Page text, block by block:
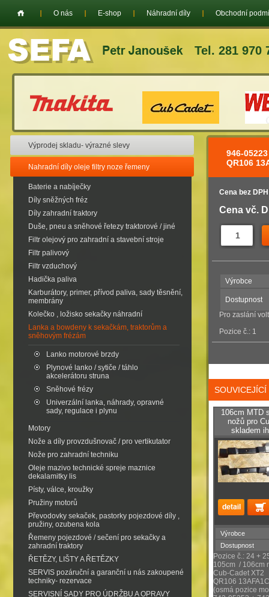
Tel. 281 970
O nás E-shop Náhradní díly Obchodní
Výprodej skladu- výrazné slevy
Nahradní díly oleje filtry noze řemeny
Baterie a nabíječky
Díly sněžných fréz
Díly zahradní traktory
Duše, pneu a sněhové řetezy traktorové / jiné
Filtr olejový pro zahradní a stavební stroje
Filtr palivový
Filtr vzduchový
Hadička paliva
Karburátory, primer, přívod paliva, sady těsnění,
membrány
Kolečko , ložisko sekačky náhradní
Lanka a bowdeny k sekačkám, traktorům a
sněhovým frézám
Lanko motorové brzdy
Plynové lanko / sytiče / táhlo
akcelerátoru struna
Sněhové frézy
Univerzální lanka, náhrady, opravné
sady, regulace i plynu
Motory
Nože a díly provzdušnovač / pro vertikutator
Nože pro zahradní techniku
Oleje mazivo technické spreje maznice
dekalamitky lis
Písty, válce, kroužky
Pružiny motorů
Převodovky sekaček, pastorky pojezdové díly ,
pružiny, ozubena kola
Řemeny pojezdové / sečení pro sekačky a
zahradní traktory
ŘETĚZY, LIŠTY A ŘETĚZKY
SERVIS pozáruční a garanční u nás zakoupené
techniky- rezervace
SERVISNÍ SADY PRO ÚDRŽBU A OPRAVY
946-
QR106
Cena bez
Cena vč.
Výrobce
Dostupnost
Pro zaslání
Pozice č.: 1
106cm MTD
nožů pro
skladem
Výrobce
Dostupnost
Pozice č.: 24 +
105cm / 106cm
Cub-Cadet XT2
QR106 13AFA1C
(osmá pozice